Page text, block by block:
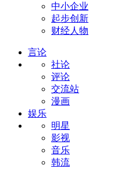
中小企业
起步创新
财经人物
言论
社论
评论
交流站
漫画
娱乐
明星
影视
音乐
韩流